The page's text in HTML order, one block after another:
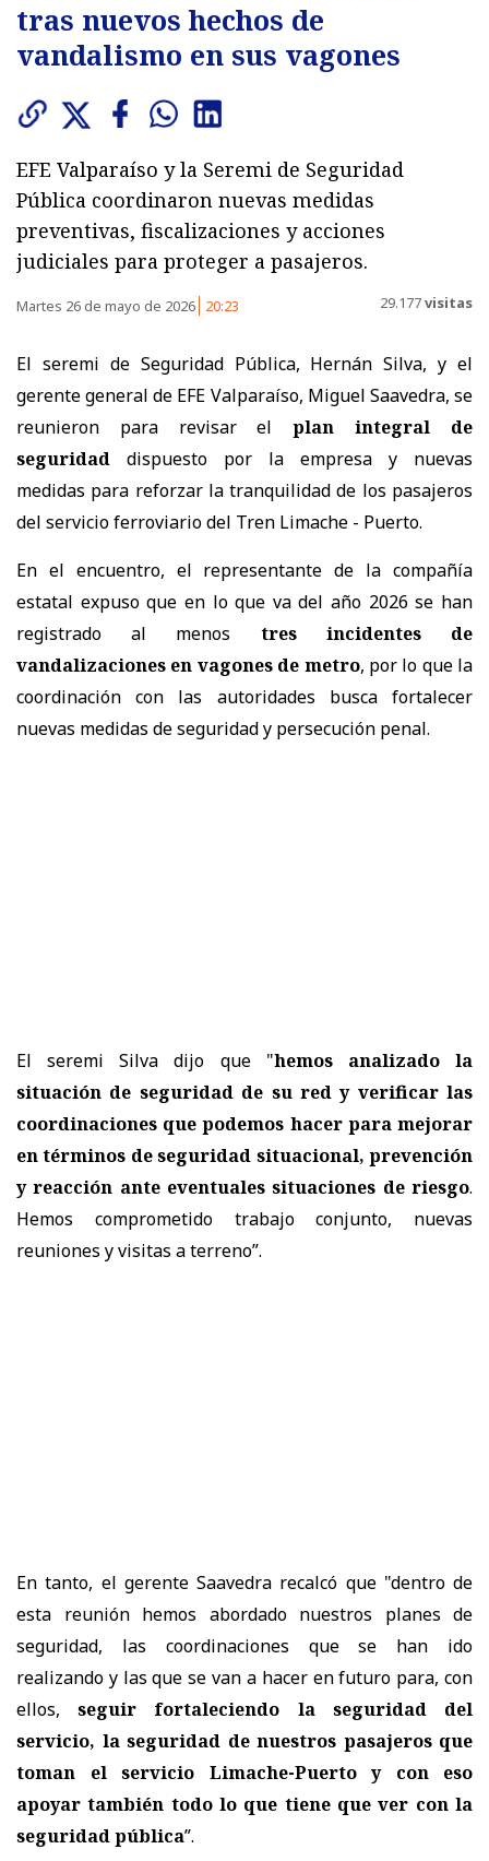
tras nuevos hechos de
vandalismo en sus vagones
EFE Valparaíso y la Seremi de Seguridad
Pública coordinaron nuevas medidas
preventivas, fiscalizaciones y acciones
judiciales para proteger a pasajeros.
Martes 26 de mayo de 2026 20:23 29.177visitas
El seremi de Seguridad Pública, Hernán Silva, y el
gerente general de EFE Valparaíso, Miguel Saavedra, se
reunieron para revisar el
plan integral de
seguridad
dispuesto por la empresa y nuevas
medidas para reforzar la tranquilidad de los pasajeros
del servicio ferroviario del Tren Limache - Puerto.
En el encuentro, el representante de la compañía
estatal expuso que en lo que va del año 2026 se han
registrado al menos
tres incidentes de
vandalizaciones en vagones de metro, por lo que la
coordinación con las autoridades busca fortalecer
nuevas medidas de seguridad y persecución penal.
El seremi Silva dijo que "hemos analizado la
situación de seguridad de su red y verificar las
coordinaciones que podemos hacer para mejorar
en términos de seguridad situacional, prevención
y reacción ante eventuales situaciones de riesgo.
Hemos comprometido trabajo conjunto, nuevas
reuniones y visitas a terreno”.
En tanto, el gerente Saavedra recalcó que "dentro de
esta reunión hemos abordado nuestros planes de
seguridad, las coordinaciones que se han ido
realizando y las que se van a hacer en futuro para, con
ellos,
seguir fortaleciendo la seguridad del
servicio, la seguridad de nuestros pasajeros que
toman el servicio Limache-Puerto y con eso
apoyar también todo lo que tiene que ver con la
seguridad pública”.